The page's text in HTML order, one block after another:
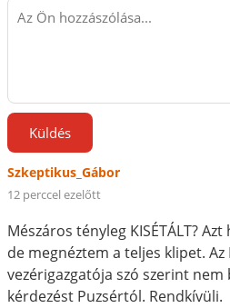
Küldés
Szkeptikus_Gábor
12 perccel ezelőtt
Mészáros tényleg KISÉTÁLT?
de megnéztem a teljes klipet. Az
vezérigazgatója szó szerint nem
kérdezést Puzsértól. Rendkívüli.